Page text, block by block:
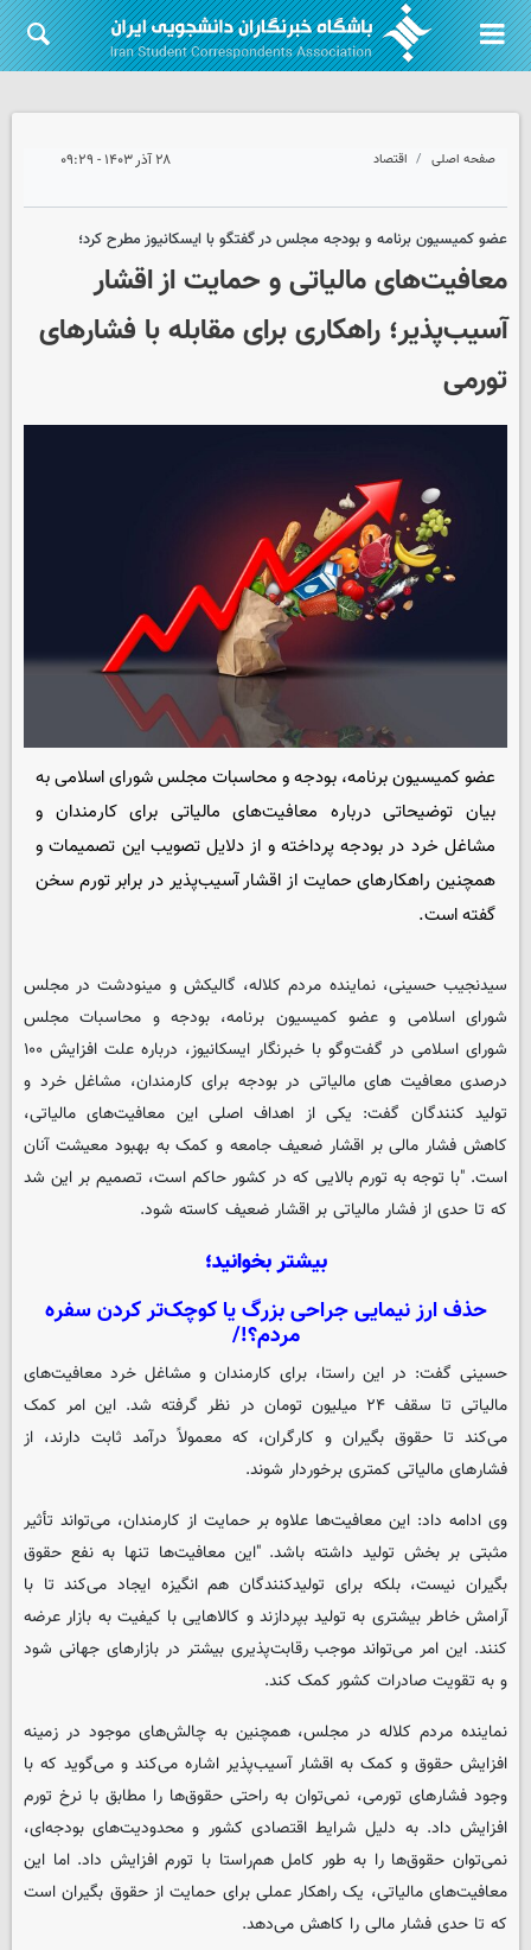
صفحه اصلی اقتصاد ۲۸ آذر ۱۴۰۳ - ۰۹:۲۹
عضو کمیسیون برنامه و بودجه مجلس در گفتگو با ایسکانیوز مطرح کرد؛
معافیت‌های مالیاتی و حمایت از اقشار
آسیب‌پذیر؛ راهکاری برای مقابله با فشارهای
تورمی
عضو کمیسیون برنامه، بودجه و محاسبات مجلس شورای اسلامی به
بیان توضیحاتی درباره معافیت‌های مالیاتی برای کارمندان و
مشاغل خرد در بودجه پرداخته و از دلایل تصویب این تصمیمات و
همچنین راهکارهای حمایت از اقشار آسیب‌پذیر در برابر تورم سخن
گفته است.
سیدنجیب حسینی، نماینده مردم کلاله، گالیکش و مینودشت در مجلس
شورای اسلامی و عضو کمیسیون برنامه، بودجه و محاسبات مجلس
شورای اسلامی در گفت‌وگو با خبرنگار ایسکانیوز
، درباره علت افزایش ۱۰۰
درصدی معافیت های مالیاتی در بودجه برای کارمندان، مشاغل خرد و
تولید کنندگان گفت: یکی از اهداف اصلی این معافیت‌های مالیاتی،
کاهش فشار مالی بر اقشار ضعیف جامعه و کمک به بهبود معیشت آنان
است. "با توجه به تورم بالایی که در کشور حاکم است، تصمیم بر این شد
که تا حدی از فشار مالیاتی بر اقشار ضعیف کاسته شود.
بیشتر بخوانید؛
حذف ارز نیمایی جراحی بزرگ یا کوچک‌تر کردن سفره
مردم؟!/
حسینی گفت: در این راستا، برای کارمندان و مشاغل خرد معافیت‌های
مالیاتی تا سقف ۲۴ میلیون تومان در نظر گرفته شد. این امر کمک
می‌کند تا حقوق بگیران و کارگران، که معمولاً درآمد ثابت دارند، از
فشارهای مالیاتی کمتری برخوردار شوند.
وی ادامه داد: این معافیت‌ها علاوه بر حمایت از کارمندان، می‌تواند تأثیر
مثبتی بر بخش تولید داشته باشد. "این معافیت‌ها تنها به نفع حقوق
بگیران نیست، بلکه برای تولیدکنندگان هم انگیزه ایجاد می‌کند تا با
آرامش خاطر بیشتری به تولید بپردازند و کالاهایی با کیفیت به بازار عرضه
کنند. این امر می‌تواند موجب رقابت‌پذیری بیشتر در بازارهای جهانی شود
و به تقویت صادرات کشور کمک کند.
نماینده مردم کلاله در مجلس، همچنین به چالش‌های موجود در زمینه
افزایش حقوق و کمک به اقشار آسیب‌پذیر اشاره می‌کند و می‌گوید که با
وجود فشارهای تورمی، نمی‌توان به راحتی حقوق‌ها را مطابق با نرخ تورم
افزایش داد. به دلیل شرایط اقتصادی کشور و محدودیت‌های بودجه‌ای،
نمی‌توان حقوق‌ها را به طور کامل هم‌راستا با تورم افزایش داد. اما این
معافیت‌های مالیاتی، یک راهکار عملی برای حمایت از حقوق بگیران است
که تا حدی فشار مالی را کاهش می‌دهد.